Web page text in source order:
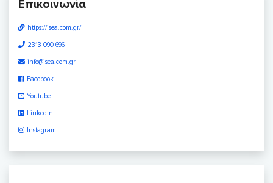
Επικοινωνία
https://isea.com.gr/
2313 090 696
info@isea.com.gr
Facebook
Youtube
LinkedIn
Instagram